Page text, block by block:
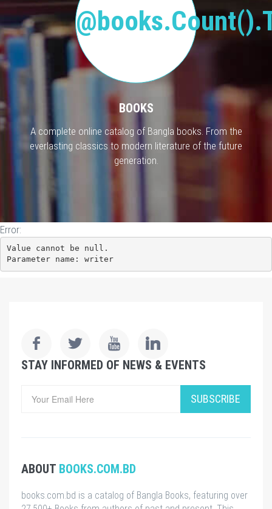
BOOKS
A complete online catalog of Bangla books. From the
everlasting classics to modern literature of the future
generation.
Error:
Value cannot be null.
Parameter name: writer
STAY INFORMED OF NEWS & EVENTS
SUBSCRIBE
ABOUT BOOKS.COM.BD
books.com.bd is a catalog of Bangla Books, featuring over